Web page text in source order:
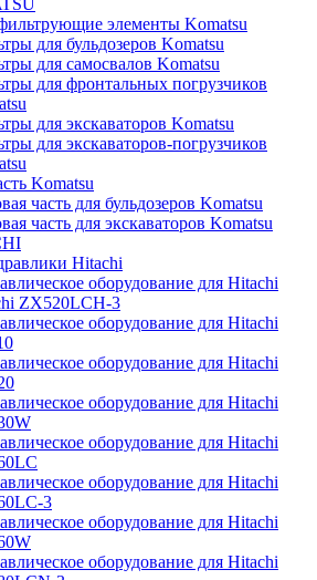
элементы Komatsu
для бульдозеров Komatsu
для самосвалов Komatsu
для фронтальных погрузчиков
для экскаваторов Komatsu
для экскаваторов-погрузчиков
Komatsu
часть для бульдозеров Komatsu
часть для экскаваторов Komatsu
Hitachi
оборудование для Hitachi
ZX520LCH-3
оборудование для Hitachi
оборудование для Hitachi
оборудование для Hitachi
оборудование для Hitachi
оборудование для Hitachi
3
оборудование для Hitachi
оборудование для Hitachi